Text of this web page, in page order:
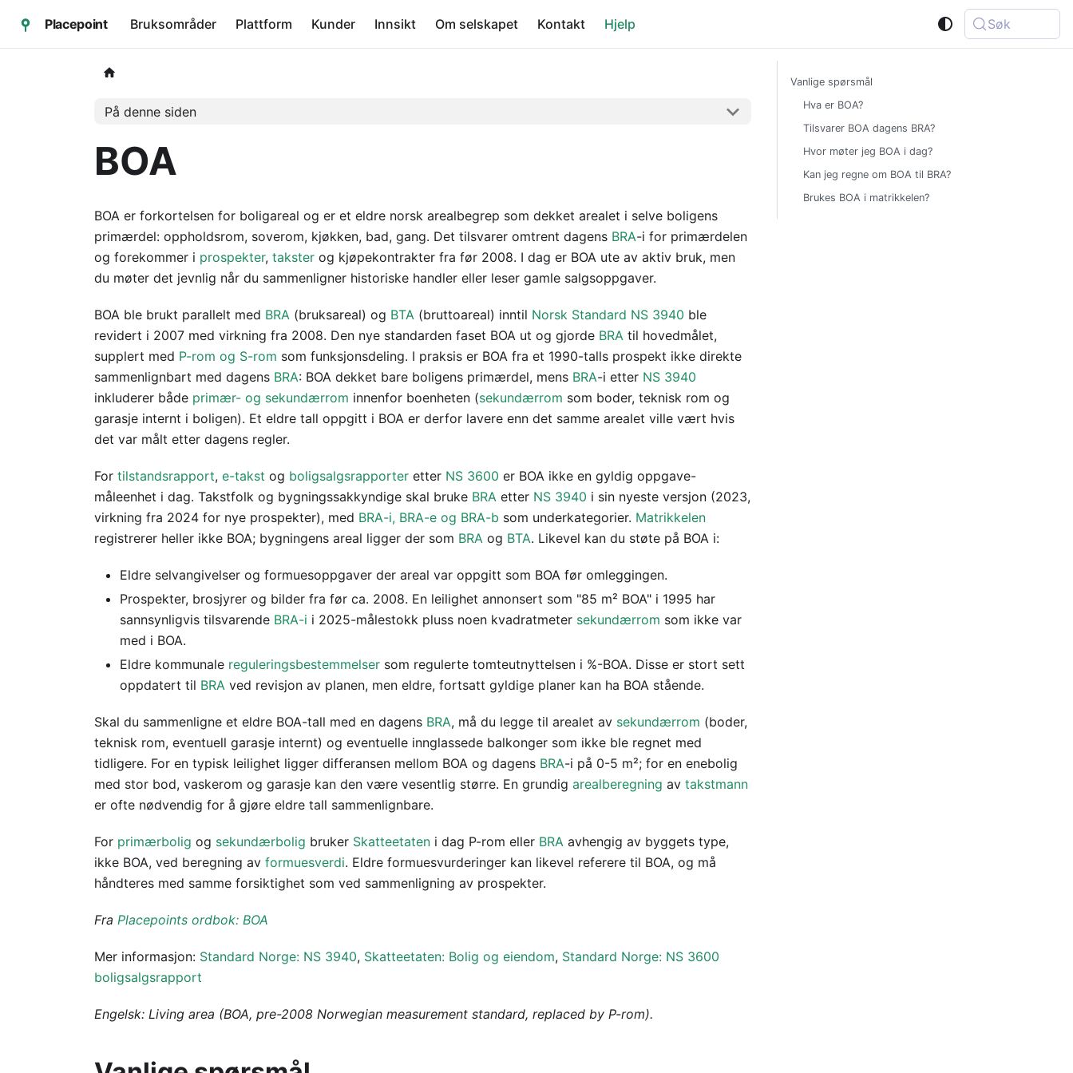
Placepoint Bruksområder Plattform Kunder Innsikt Om selskapet Kontakt Hjelp Søk
På denne siden
BOA
BOA er forkortelsen for boligareal og er et eldre norsk arealbegrep som dekket arealet i selve boligens
primærdel: oppholdsrom, soverom, kjøkken, bad, gang. Det tilsvarer omtrent dagens BRA-i for primærdelen
og forekommer i prospekter, takster og kjøpekontrakter fra før 2008. I dag er BOA ute av aktiv bruk, men
du møter det jevnlig når du sammenligner historiske handler eller leser gamle salgsoppgaver.
BOA ble brukt parallelt med BRA (bruksareal) og BTA (bruttoareal) inntil Norsk Standard NS 3940 ble
revidert i 2007 med virkning fra 2008. Den nye standarden faset BOA ut og gjorde BRA til hovedmålet,
supplert med P-rom og S-rom som funksjonsdeling. I praksis er BOA fra et 1990-talls prospekt ikke direkte
sammenlignbart med dagens BRA: BOA dekket bare boligens primærdel, mens BRA-i etter NS 3940
inkluderer både primær- og sekundærrom innenfor boenheten (sekundærrom som boder, teknisk rom og
garasje internt i boligen). Et eldre tall oppgitt i BOA er derfor lavere enn det samme arealet ville vært hvis
det var målt etter dagens regler.
For tilstandsrapport, e-takst og boligsalgsrapporter etter NS 3600 er BOA ikke en gyldig oppgave-
måleenhet i dag. Takstfolk og bygningssakkyndige skal bruke BRA etter NS 3940 i sin nyeste versjon (2023,
virkning fra 2024 for nye prospekter), med BRA-i, BRA-e og BRA-b som underkategorier. Matrikkelen
registrerer heller ikke BOA; bygningens areal ligger der som BRA og BTA. Likevel kan du støte på BOA i:
Eldre selvangivelser og formuesoppgaver der areal var oppgitt som BOA før omleggingen.
Prospekter, brosjyrer og bilder fra før ca. 2008. En leilighet annonsert som "85 m² BOA" i 1995 har
sannsynligvis tilsvarende BRA-i i 2025-målestokk pluss noen kvadratmeter sekundærrom som ikke var
med i BOA.
Eldre kommunale reguleringsbestemmelser som regulerte tomteutnyttelsen i %-BOA. Disse er stort sett
oppdatert til BRA ved revisjon av planen, men eldre, fortsatt gyldige planer kan ha BOA stående.
Skal du sammenligne et eldre BOA-tall med en dagens BRA, må du legge til arealet av sekundærrom (boder,
teknisk rom, eventuell garasje internt) og eventuelle innglassede balkonger som ikke ble regnet med
tidligere. For en typisk leilighet ligger differansen mellom BOA og dagens BRA-i på 0-5 m²; for en enebolig
med stor bod, vaskerom og garasje kan den være vesentlig større. En grundig arealberegning av takstmann
er ofte nødvendig for å gjøre eldre tall sammenlignbare.
For primærbolig og sekundærbolig bruker Skatteetaten i dag P-rom eller BRA avhengig av byggets type,
ikke BOA, ved beregning av formuesverdi. Eldre formuesvurderinger kan likevel referere til BOA, og må
håndteres med samme forsiktighet som ved sammenligning av prospekter.
Fra Placepoints ordbok: BOA
Mer informasjon: Standard Norge: NS 3940, Skatteetaten: Bolig og eiendom, Standard Norge: NS 3600
boligsalgsrapport
Engelsk: Living area (BOA, pre-2008 Norwegian measurement standard, replaced by P-rom).
Vanlige spørsmål
Hva er BOA?
Tilsvarer BOA dagens BRA?
Hvor møter jeg BOA i dag?
Kan jeg regne om BOA til BRA?
Brukes BOA i matrikkelen?